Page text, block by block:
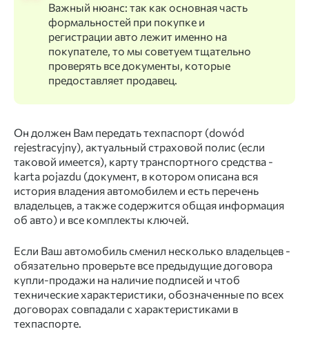
Важный нюанс: так как основная часть
формальностей при покупке и
регистрации авто лежит именно на
покупателе, то мы советуем тщательно
проверять все документы, которые
предоставляет продавец.
Он должен Вам передать техпаспорт (dowód
rejestracyjny), актуальный страховой полис (если
таковой имеется), карту транспортного средства -
karta pojazdu (документ, в котором описана вся
история владения автомобилем и есть перечень
владельцев, а также содержится общая информация
об авто) и все комплекты ключей.
Если Ваш автомобиль сменил несколько владельцев -
обязательно проверьте все предыдущие договора
купли-продажи на наличие подписей и чтоб
технические характеристики, обозначенные по всех
договорах совпадали с характеристиками в
техпаспорте.